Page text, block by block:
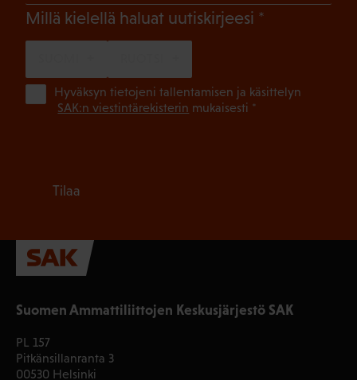
Suomen Ammattiliittojen Keskusjärjestö SAK
PL 157
Pitkänsillanranta 3
00530 Helsinki
Millä kielellä haluat uutiskirjeesi (Pakollinen)
Hyväksyn tietojeni tallentamisen ja käsittelyn
SAK:n viestintärekisterin mukaisesti *
Tilaa